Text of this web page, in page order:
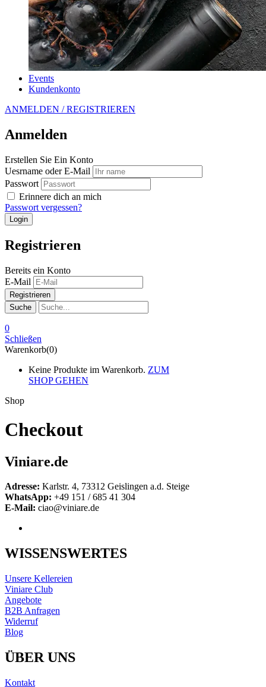
Events
Kundenkonto
ANMELDEN / REGISTRIEREN
Anmelden
Erstellen Sie Ein Konto
Uesrname oder E-Mail
Passwort
Erinnere dich an mich
Passwort vergessen?
Registrieren
Bereits ein Konto
E-Mail
Suche
0
Schließen
Warenkorb(0)
Keine Produkte im Warenkorb. ZUM
SHOP GEHEN
Shop
Checkout
Viniare.de
Adresse: Karlstr. 4, 73312 Geislingen a.d. Steige
WhatsApp: +49 151 / 685 41 304
E-Mail: ciao@viniare.de
WISSENSWERTES
Unsere Kellereien
Viniare Club
Angebote
B2B Anfragen
Widerruf
Blog
ÜBER UNS
Kontakt